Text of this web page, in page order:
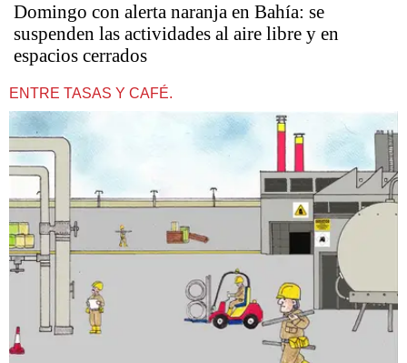
Domingo con alerta naranja en Bahía: se
suspenden las actividades al aire libre y en
espacios cerrados
ENTRE TASAS Y CAFÉ.